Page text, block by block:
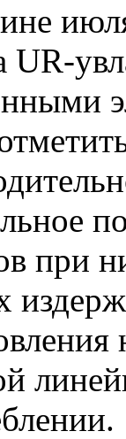
UR-
при